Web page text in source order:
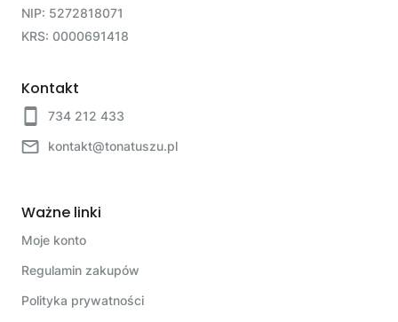
NIP: 5272818071
KRS: 0000691418
Kontakt
734 212 433
kontakt@tonatuszu.pl
Ważne linki
Moje konto
Regulamin zakupów
Polityka prywatności